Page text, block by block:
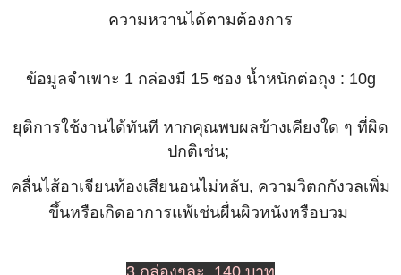
ความหวานได้ตามต้องการ
ข้อมูลจำเพาะ 1 กล่องมี 15 ซอง น้ำหนักต่อถุง : 10g
ยุติการใช้งานได้ทันที หากคุณพบผลข้างเคียงใด ๆ ที่ผิด
ปกติเช่น;
คลื่นไส้อาเจียนท้องเสียนอนไม่หลับ, ความวิตกกังวลเพิ่ม
ขึ้นหรือเกิดอาการแพ้เช่นผื่นผิวหนังหรือบวม